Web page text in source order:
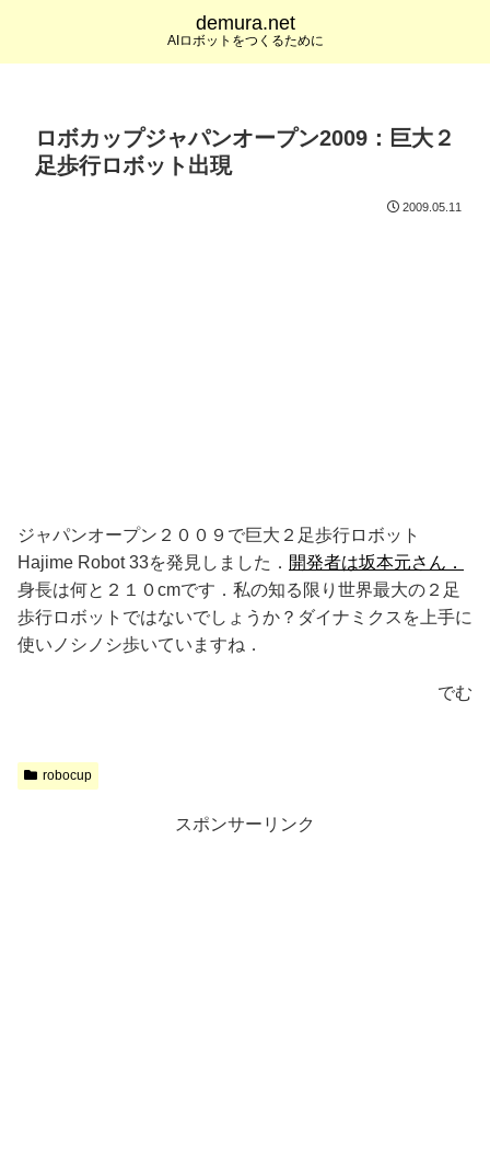
demura.net
AIロボットをつくるために
ロボカップジャパンオープン2009：巨大２
足歩行ロボット出現
2009.05.11
ジャパンオープン２００９で巨大２足歩行ロボット
Hajime Robot 33を発見しました． 開発者は坂本元さん．
身長は何と２１０cmです．私の知る限り世界最大の２足
歩行ロボットではないでしょうか？ダイナミクスを上手に
使いノシノシ歩いていますね．
でむ
robocup
スポンサーリンク